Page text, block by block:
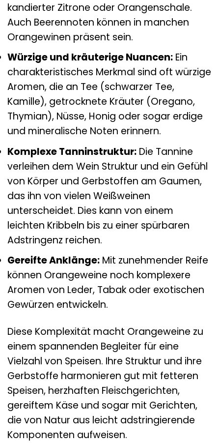
kandierter Zitrone oder Orangenschale.
Auch Beerennoten können in manchen
Orangewinen präsent sein.
Würzige und kräuterige Nuancen: Ein
charakteristisches Merkmal sind oft würzige
Aromen, die an Tee (schwarzer Tee,
Kamille), getrocknete Kräuter (Oregano,
Thymian), Nüsse, Honig oder sogar erdige
und mineralische Noten erinnern.
Komplexe Tanninstruktur: Die Tannine
verleihen dem Wein Struktur und ein Gefühl
von Körper und Gerbstoffen am Gaumen,
das ihn von vielen Weißweinen
unterscheidet. Dies kann von einem
leichten Kribbeln bis zu einer spürbaren
Adstringenz reichen.
Gereifte Anklänge: Mit zunehmender Reife
können Orangeweine noch komplexere
Aromen von Leder, Tabak oder exotischen
Gewürzen entwickeln.
Diese Komplexität macht Orangeweine zu
einem spannenden Begleiter für eine
Vielzahl von Speisen. Ihre Struktur und ihre
Gerbstoffe harmonieren gut mit fetteren
Speisen, herzhaften Fleischgerichten,
gereiftem Käse und sogar mit Gerichten,
die von Natur aus leicht adstringierende
Komponenten aufweisen.